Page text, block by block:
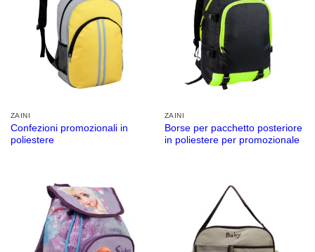
ZAINI
Confezioni promozionali in
poliestere
ZAINI
Borse per pacchetto posteriore
in poliestere per promozionale